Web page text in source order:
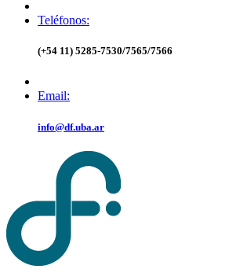
Teléfonos:
(+54 11) 5285-7530/7565/7566
Email:
info@df.uba.ar